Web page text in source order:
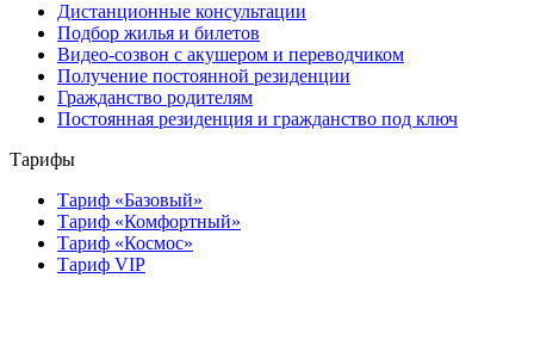
Дистанционные консультации
Подбор жилья и билетов
Видео-созвон с акушером и переводчиком
Получение постоянной резиденции
Гражданство родителям
Постоянная резиденция и гражданство под ключ
Тарифы
Тариф «Базовый»
Тариф «Комфортный»
Тариф «Космос»
Тариф VIP